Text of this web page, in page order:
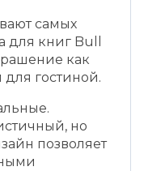
самых
для книг Bull
как
для гостиной.
но
позволяет